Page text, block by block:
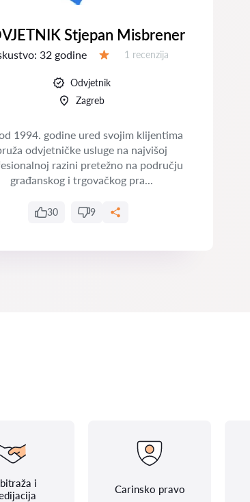
Stjepan Misbrener
32 godine Recenzija:
1 recenzija
Odvjetnik
Zagreb
1994. godine ured svojim klijentima
odvjetničke usluge na najvišoj
razini pretežno na području
građanskog i trgovačkog pra...
30 9
i
Carinsko pravo